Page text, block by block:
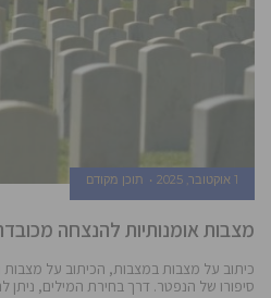
1 אוקטובר, 2025 תוכן מקודם
מצבות אומנותיות להנצחה
כיתוב על מצבות במצבות, הכיתוב על
סיפורו של הנפטר. דרך בחירת המילים, ניתן